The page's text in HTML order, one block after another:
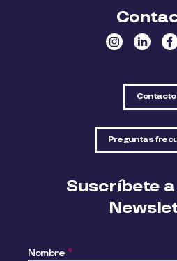
Contacto
Preguntas
Suscríbete
Nombre *